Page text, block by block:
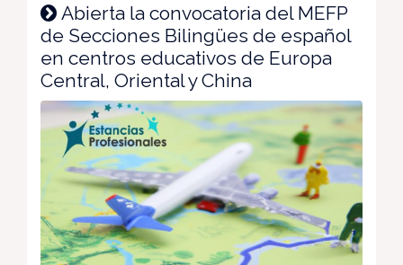
Abierta la convocatoria del MEFP
de Secciones Bilingües de español
en centros educativos de Europa
Central, Oriental y China